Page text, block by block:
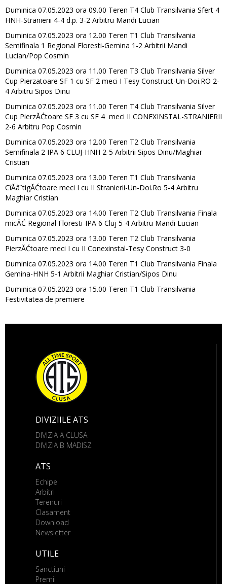
Duminica 07.05.2023 ora 09.00 Teren T4 Club Transilvania Sfert 4
HNH-Stranierii 4-4 d.p. 3-2 Arbitru Mandi Lucian
Duminica 07.05.2023 ora 12.00 Teren T1 Club Transilvania
Semifinala 1 Regional Floresti-Gemina 1-2 Arbitrii Mandi
Lucian/Pop Cosmin
Duminica 07.05.2023 ora 11.00 Teren T3 Club Transilvania Silver
Cup Pierzatoare SF 1 cu SF 2 meci I Tesy Construct-Un-Doi.RO 2-
4 Arbitru Sipos Dinu
Duminica 07.05.2023 ora 11.00 Teren T4 Club Transilvania Silver
Cup PierzĂĆtoare SF 3 cu SF 4 meci II CONEXINSTAL-STRANIERII
2-6 Arbitru Pop Cosmin
Duminica 07.05.2023 ora 12.00 Teren T2 Club Transilvania
Semifinala 2 IPA 6 CLUJ-HNH 2-5 Arbitrii Sipos Dinu/Maghiar
Cristian
Duminica 07.05.2023 ora 13.00 Teren T1 Club Transilvania
CîĂâ˘tigĂĆtoare meci I cu II Stranierii-Un-Doi.Ro 5-4 Arbitru
Maghiar Cristian
Duminica 07.05.2023 ora 14.00 Teren T2 Club Transilvania Finala
micĂĆ Regional Floresti-IPA 6 Cluj 5-4 Arbitru Mandi Lucian
Duminica 07.05.2023 ora 13.00 Teren T2 Club Transilvania
PierzĂĆtoare meci I cu II Conexinstal-Tesy Construct 3-0
Duminica 07.05.2023 ora 14.00 Teren T1 Club Transilvania Finala
Gemina-HNH 5-1 Arbitrii Maghiar Cristian/Sipos Dinu
Duminica 07.05.2023 ora 15.00 Teren T1 Club Transilvania
Festivitatea de premiere
DIVIZIILE ATS
DIVIZIA A CLUSA
DIVIZIA B MADISZ
ATS
Echipe
Arbitri
Terenuri
Clasament
Download
Newsletter
UTILE
Sanctiuni
Premii